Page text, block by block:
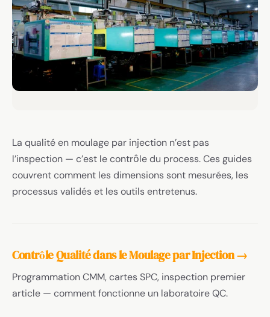
La qualité en moulage par injection n’est pas
l’inspection — c’est le contrôle du process. Ces guides
couvrent comment les dimensions sont mesurées, les
processus validés et les outils entretenus.
Contrôle Qualité dans le Moulage par Injection →
Programmation CMM, cartes SPC, inspection premier
article — comment fonctionne un laboratoire QC.